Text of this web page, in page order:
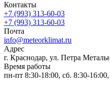
Контакты
+7 (993) 313-60-03
+7 (993) 313-60-03
Почта
info@meteorklimat.ru
Адрес
г. Краснодар, ул. Петра
Время работы
пн-пт 8:30-18:00, сб. 8:30-